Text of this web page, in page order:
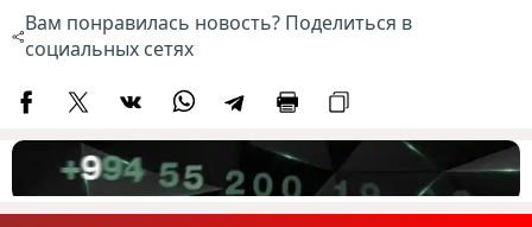
Вам понравилась новость? Поделиться в
социальных сетях